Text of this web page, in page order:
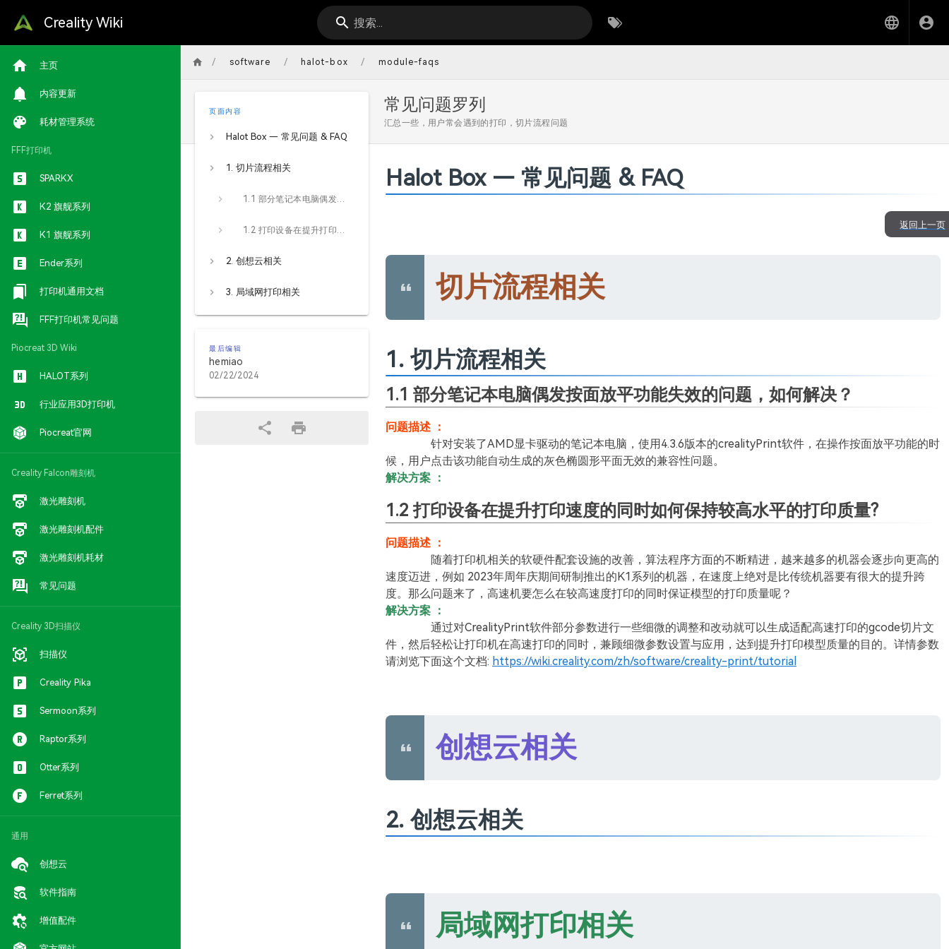
Creality Wiki 搜索...
主页
内容更新
耗材管理系统
FFF打印机
SPARKX
K2 旗舰系列
K1 旗舰系列
Ender系列
打印机通用文档
FFF打印机常见问题
Piocreat 3D Wiki
HALOT系列
行业应用3D打印机
Piocreat官网
Creality Falcon雕刻机
激光雕刻机
激光雕刻机配件
激光雕刻机耗材
常见问题
Creality 3D扫描仪
扫描仪
Creality Pika
Sermoon系列
Raptor系列
Otter系列
Ferret系列
通用
创想云
软件指南
增值配件
/ software / halot-box / module-faqs
常见问题罗列
汇总一些，用户常会遇到的打印，切片流程问题
页面内容
Halot Box — 常见问题 & FAQ
1. 切片流程相关
1.1 部分笔记本电脑偶发按面放平功能失效的问题，如何解决？
1.2 打印设备在提升打印速度的同时如何保持较高水平的打印质量?
2. 创想云相关
3. 局域网打印相关
最后编辑
hemiao
02/22/2024
Halot Box — 常见问题 & FAQ
返回上一页
切片流程相关
1. 切片流程相关
1.1 部分笔记本电脑偶发按面放平功能失效的问题，如何解决？
问题描述 ：
针对安装了AMD显卡驱动的笔记本电脑，使用4.3.6版本的crealityPrint软件，在操作按面放平功能的时
候，用户点击该功能自动生成的灰色椭圆形平面无效的兼容性问题。
解决方案 ：
1.2 打印设备在提升打印速度的同时如何保持较高水平的打印质量?
问题描述 ：
随着打印机相关的软硬件配套设施的改善，算法程序方面的不断精进，越来越多的机器会逐步向更高的
速度迈进，例如 2023年周年庆期间研制推出的K1系列的机器，在速度上绝对是比传统机器要有很大的提升跨
度。那么问题来了，高速机要怎么在较高速度打印的同时保证模型的打印质量呢？
解决方案 ：
通过对CrealityPrint软件部分参数进行一些细微的调整和改动就可以生成适配高速打印的gcode切片文
件，然后轻松让打印机在高速打印的同时，兼顾细微参数设置与应用，达到提升打印模型质量的目的。详情参数
请浏览下面这个文档: https://wiki.creality.com/zh/software/creality-print/tutorial
创想云相关
2. 创想云相关
局域网打印相关